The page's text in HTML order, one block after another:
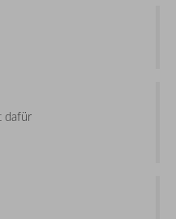
dafür